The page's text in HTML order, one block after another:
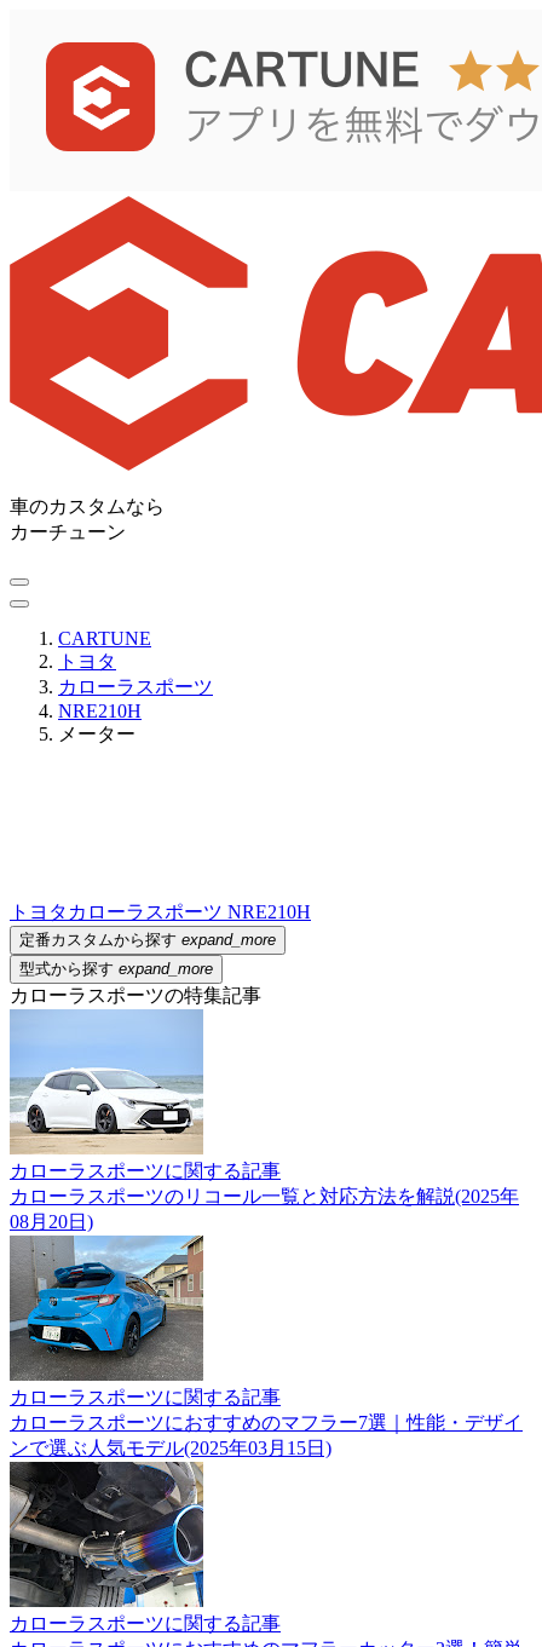
車のカスタムなら
カーチューン
CARTUNE
トヨタ
カローラスポーツ
NRE210H
メーター
トヨタ カローラスポーツ NRE210H
定番カスタムから探す expand_more
型式から探す expand_more
カローラスポーツの特集記事
カローラスポーツに関する記事
カローラスポーツのリコール一覧と対応方法を解説(2025年
08月20日)
カローラスポーツに関する記事
カローラスポーツにおすすめのマフラー7選｜性能・デザイ
ンで選ぶ人気モデル(2025年03月15日)
カローラスポーツに関する記事